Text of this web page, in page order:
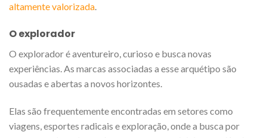
altamente valorizada.
O explorador
O explorador é aventureiro, curioso e busca novas
experiências. As marcas associadas a esse arquétipo são
ousadas e abertas a novos horizontes.
Elas são frequentemente encontradas em setores como
viagens, esportes radicais e exploração, onde a busca por